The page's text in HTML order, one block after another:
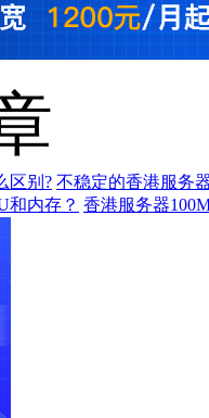
区别? 不稳定的香港服务
和内存？ 香港服务器